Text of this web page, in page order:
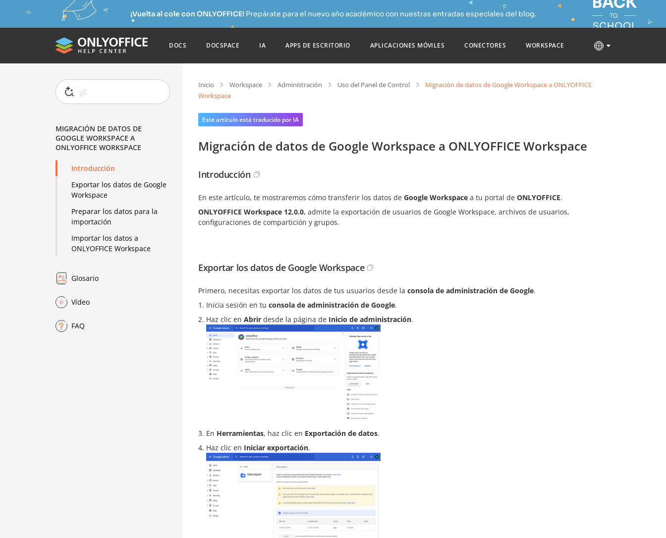
¡Vuelta al cole con ONLYOFFICE!Prepárate para el nuevo año académico con nuestras entradas especiales del blog.
DOCS DOCSPACE IA APPS DE ESCRITORIO APLICACIONES MÓVILES CONECTORES WORKSPACE
MIGRACIÓN DE DATOS DE
GOOGLE WORKSPACE A
ONLYOFFICE WORKSPACE
Introducción
Exportar los datos de Google
Workspace
Preparar los datos para la
importación
Importar los datos a
ONLYOFFICE Workspace
Glosario
Vídeo
FAQ
Inicio Workspace Administración Uso del Panel de Control
Migración de datos de Google Workspace a ONLYOFFICE
Workspace
Este artículo está traducido por IA
Migración de datos de Google Workspace a ONLYOFFICE Workspace
Introducción
En este artículo, te mostraremos cómo transferir los datos de Google Workspace a tu portal de ONLYOFFICE.
ONLYOFFICE Workspace 12.0.0. admite la exportación de usuarios de Google Workspace, archivos de usuarios,
configuraciones de compartición y grupos.
Exportar los datos de Google Workspace
Primero, necesitas exportar los datos de tus usuarios desde la consola de administración de Google.
Inicia sesión en tu consola de administración de Google.
Haz clic en Abrir desde la página de Inicio de administración.
En Herramientas, haz clic en Exportación de datos.
Haz clic en Iniciar exportación.